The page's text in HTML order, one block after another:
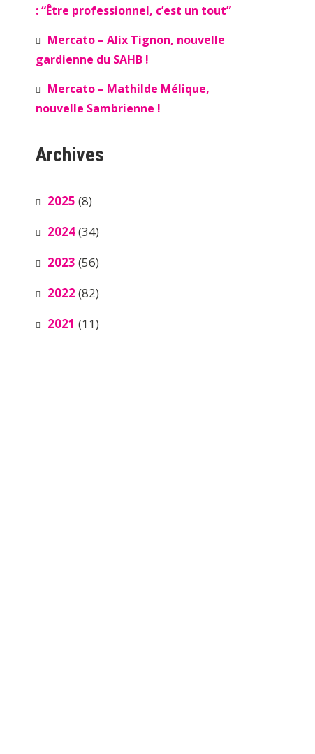
: “Être professionnel, c’est un tout”
Mercato – Alix Tignon, nouvelle
gardienne du SAHB !
Mercato – Mathilde Mélique,
nouvelle Sambrienne !
Archives
2025 (8)
2024(34)
2023 (56)
2022 (82)
2021 (11)